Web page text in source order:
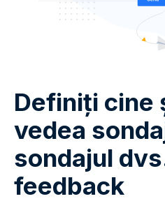
Definiți cine
vedea
sondajul
feedback